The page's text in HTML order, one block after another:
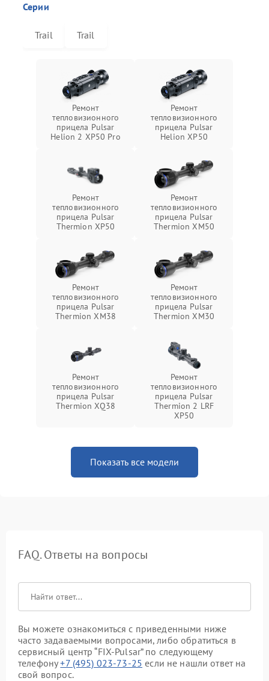
Серии
Trail Trail
Ремонт
тепловизионного
прицела Pulsar
Helion 2 XP50 Pro
Ремонт
тепловизионного
прицела Pulsar
Helion XP50
Ремонт
тепловизионного
прицела Pulsar
Thermion XP50
Ремонт
тепловизионного
прицела Pulsar
Thermion XM50
Ремонт
тепловизионного
прицела Pulsar
Thermion XM38
Ремонт
тепловизионного
прицела Pulsar
Thermion XM30
Ремонт
тепловизионного
прицела Pulsar
Thermion XQ38
Ремонт
тепловизионного
прицела Pulsar
Thermion 2 LRF
XP50
Показать все модели
FAQ. Ответы на вопросы
Вы можете ознакомиться с приведенными ниже
часто задаваемыми вопросами, либо обратиться в
сервисный центр “FIX-Pulsar” по следующему
телефону+7 (495) 023-73-25 если не нашли ответ на
свой вопрос.